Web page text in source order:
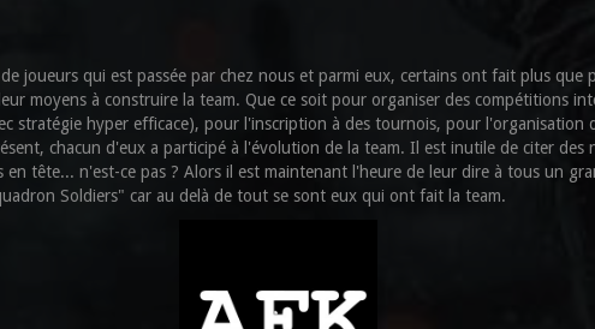
joueurs qui est passée par chez nous et parmi eux, certains ont fait plus que
moyens à construire la team. Que ce soit pour organiser des compétitions
stratégie hyper efficace), pour l'inscription à des tournois, pour l'organisation
chacun d'eux a participé à l'évolution de la team. Il est inutile de citer des
en tête... n'est-ce pas ? Alors il est maintenant l'heure de leur dire à tous un
Soldiers" car au delà de tout se sont eux qui ont fait la team.